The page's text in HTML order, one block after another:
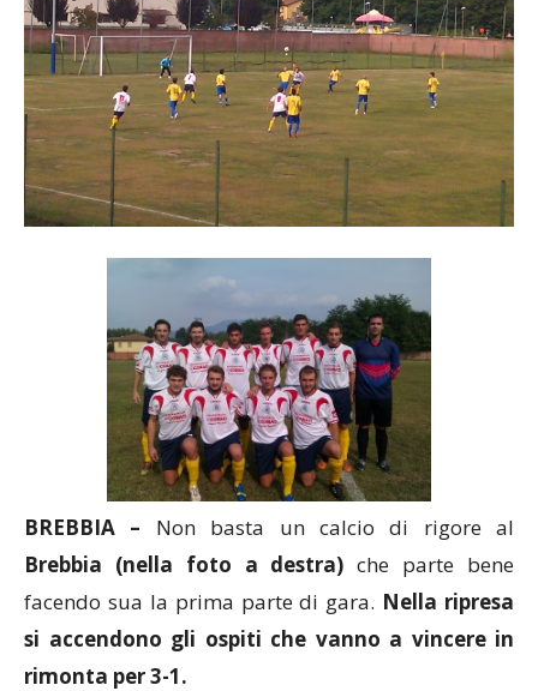
BREBBIA – Non basta un calcio di rigore al
Brebbia (nella foto a destra) che parte bene
facendo sua la prima parte di gara. Nella ripresa
si accendono gli ospiti che vanno a vincere in
rimonta per 3-1.